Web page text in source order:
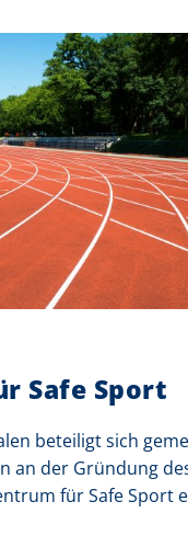
Safe Sport
beteiligt sich
an der Gründung
für Safe Sport